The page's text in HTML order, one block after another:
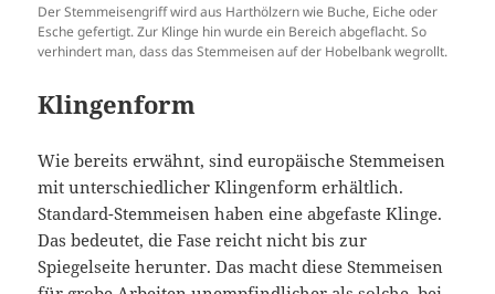
Der Stemmeisengriff wird aus Harthölzern wie Buche, Eiche oder
Esche gefertigt. Zur Klinge hin wurde ein Bereich abgeflacht. So
verhindert man, dass das Stemmeisen auf der Hobelbank wegrollt.
Klingenform
Wie bereits erwähnt, sind europäische Stemmeisen
mit unterschiedlicher Klingenform erhältlich.
Standard-Stemmeisen haben eine abgefaste Klinge.
Das bedeutet, die Fase reicht nicht bis zur
Spiegelseite herunter. Das macht diese Stemmeisen